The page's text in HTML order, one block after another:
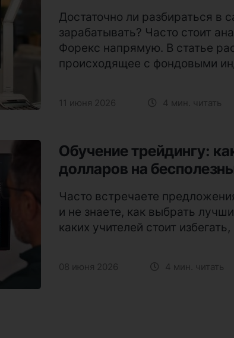
Достаточно ли разбираться
зарабатывать? Часто стоит
Форекс напрямую. В статье
происходящее с фондовыми
11 июня 2026 4 мин. читать
Обучение трейдингу:
долларов на
Часто встречаете
и не знаете, как выбрать
каких учителей стоит
08 июня 2026 4 мин. читать